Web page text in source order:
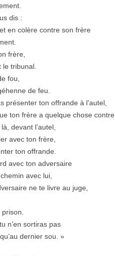
dis :
en colère contre son frère
frère,
le tribunal.
fou,
de feu.
ton offrande à l’autel,
ton frère a quelque chose
devant l’autel,
avec ton frère,
ton offrande.
avec ton adversaire
avec lui,
ne te livre au juge,
prison.
n’en sortiras pas
dernier sou. »